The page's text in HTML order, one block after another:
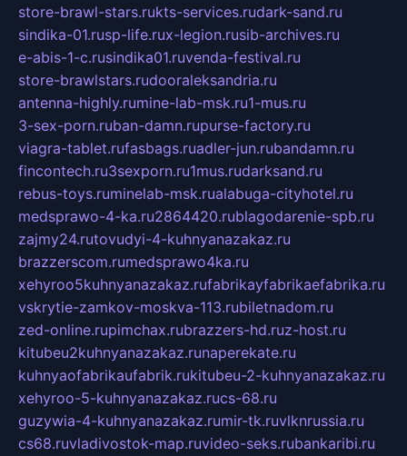
store-brawl-stars.rukts-services.rudark-sand.ru
sindika-01.rusp-life.rux-legion.rusib-archives.ru
e-abis-1-c.rusindika01.ruvenda-festival.ru
store-brawlstars.rudooraleksandria.ru
antenna-highly.rumine-lab-msk.ru1-mus.ru
3-sex-porn.ruban-damn.rupurse-factory.ru
viagra-tablet.rufasbags.ruadler-jun.rubandamn.ru
fincontech.ru3sexporn.ru1mus.rudarksand.ru
rebus-toys.ruminelab-msk.rualabuga-cityhotel.ru
medsprawo-4-ka.ru2864420.rublagodarenie-spb.ru
zajmy24.rutovudyi-4-kuhnyanazakaz.ru
brazzerscom.rumedsprawo4ka.ru
xehyroo5kuhnyanazakaz.rufabrikayfabrikaefabrika.ru
vskrytie-zamkov-moskva-113.rubiletnadom.ru
zed-online.rupimchax.rubrazzers-hd.ruz-host.ru
kitubeu2kuhnyanazakaz.runaperekate.ru
kuhnyaofabrikaufabrik.rukitubeu-2-kuhnyanazakaz.ru
xehyroo-5-kuhnyanazakaz.rucs-68.ru
guzywia-4-kuhnyanazakaz.rumir-tk.ruvlknrussia.ru
cs68.ruvladivostok-map.ruvideo-seks.rubankaribi.ru